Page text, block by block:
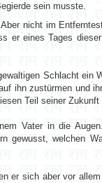
sein musste.
nicht im
er eines Tages
Schlacht ein
ihn zustürmen und
Teil seiner
Vater in die
gewusst, welchen
er sich aber vor